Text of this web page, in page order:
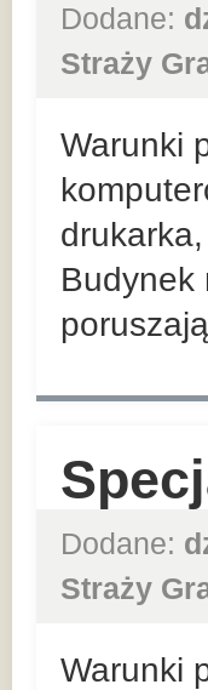
Dodane:
Straży
Warunki
Budynek
Dodane:
Straży
Warunki